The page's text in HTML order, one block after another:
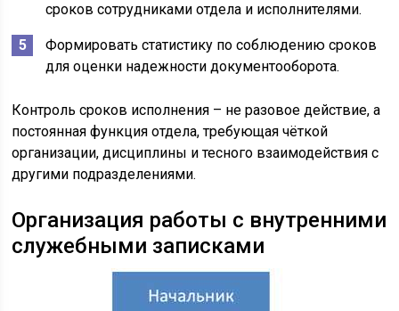
сроков сотрудниками отдела и исполнителями.
Формировать статистику по соблюдению сроков
для оценки надежности документооборота.
Контроль сроков исполнения – не разовое действие, а
постоянная функция отдела, требующая чёткой
организации, дисциплины и тесного взаимодействия с
другими подразделениями.
Организация работы с внутренними
служебными записками